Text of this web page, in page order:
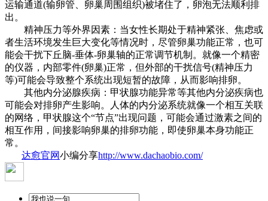
运输通道(输卵管、卵巢周围组织)被堵住了，卵泡无法顺利排
出。
精神压力等外界因素：当女性长期处于精神紧张、焦虑或
者生活环境发生巨大变化等情况时，尽管卵巢功能正常，也可
能会干扰下丘脑-垂体-卵巢轴的正常调节机制。就像一个精密
的仪器，内部零件(卵巢)正常，但外部的干扰信号(精神压力
等)可能会导致整个系统出现短暂的故障，从而影响排卵。
其他内分泌腺疾病：甲状腺功能异常等其他内分泌疾病也
可能会对排卵产生影响。人体的内分泌系统就像一个相互关联
的网络，甲状腺这个“节点”出现问题，可能会通过激素之间的
相互作用，间接影响卵巢的排卵功能，即使卵巢本身功能正
常。
达愈官网小编分享http://www.dachaobio.com/